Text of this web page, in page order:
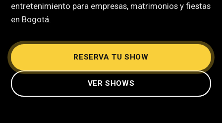
entretenimiento para empresas, matrimonios y fiestas
en Bogotá.
RESERVA TU SHOW
VER SHOWS